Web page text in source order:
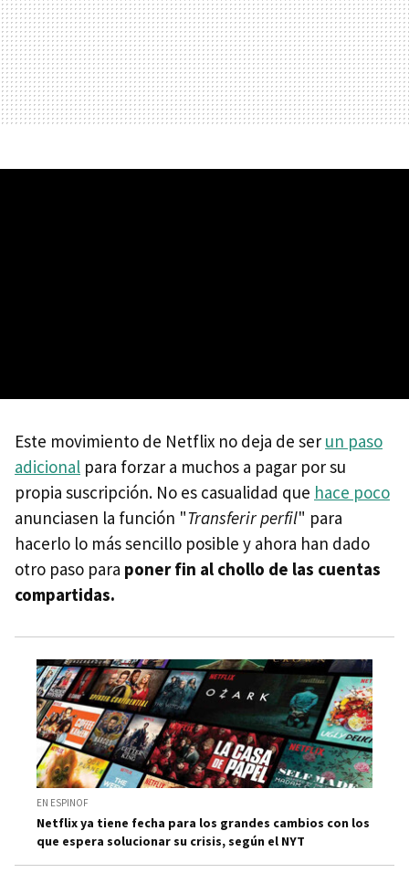
Este movimiento de Netflix no deja de ser un paso
adicional para forzar a muchos a pagar por su
propia suscripción. No es casualidad que hace poco
anunciasen la función "Transferir perfil" para
hacerlo lo más sencillo posible y ahora han dado
otro paso para poner fin al chollo de las cuentas
compartidas.
EN ESPINOF
Netflix ya tiene fecha para los grandes cambios con los
que espera solucionar su crisis, según el NYT